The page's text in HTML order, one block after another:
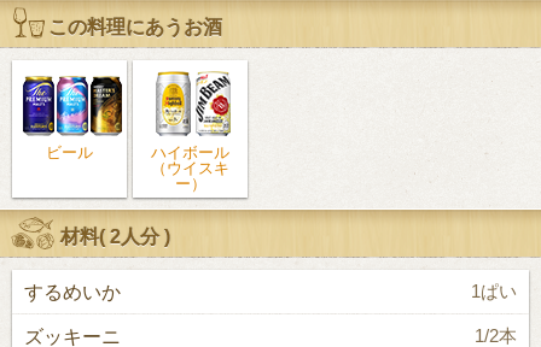
この料理にあうお酒
ビール
ハイボール
（ウイスキ
ー）
材料(2人分)
するめいか 1ぱい
ズッキーニ 1/2本